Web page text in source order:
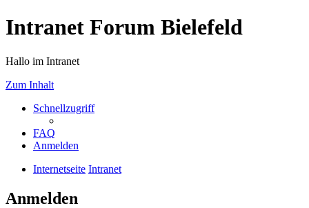
Intranet Forum Bielefeld
Hallo im Intranet
Zum Inhalt
Schnellzugriff
FAQ
Anmelden
Internetseite Intranet
Anmelden